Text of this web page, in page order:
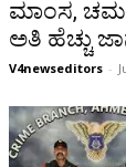
ಮಾಂಸ,
ಅತಿ ಹೆಚ್ಚು
V4newseditors -